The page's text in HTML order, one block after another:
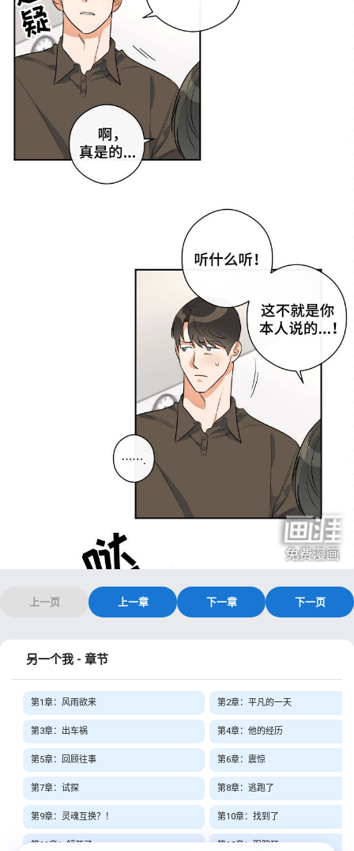
上一页 上一章 下一章 下一页
另一个我 - 章节
第1章：风雨欲来 第2章：平凡的一天
第3章：出车祸 第4章：他的经历
第5章：回顾往事 第6章：震惊
第7章：试探 第8章：逃跑了
第9章：灵魂互换？！ 第10章：找到了
第11章：解开了 第12章：跟踪狂